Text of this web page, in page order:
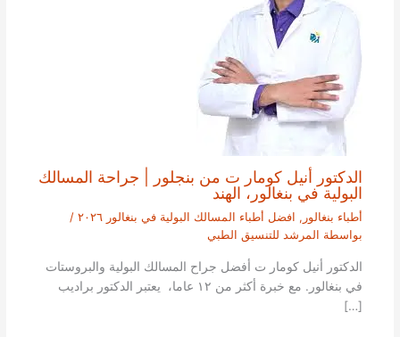
الدكتور أنيل كومار ت من بنجلور | جراحة المسالك
البولية في بنغالور، الهند
أطباء بنغالور , افضل أطباء المسالك البولية في بنغالور ٢٠٢٦
/
بواسطة المرشد للتنسيق الطبي
الدكتور أنيل كومار ت أفضل جراح المسالك البولية والبروستات
في بنغالور. مع خبرة أكثر من ١٢ عاما، يعتبر الدكتور براديب
[…]